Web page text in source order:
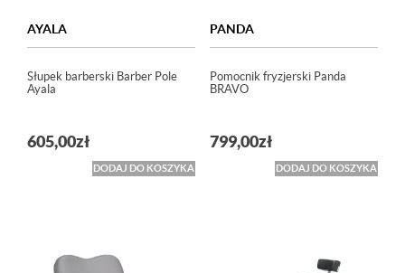
AYALA
Słupek barberski Barber Pole
Ayala
605,00zł
DODAJ DO KOSZYKA
PANDA
Pomocnik fryzjerski Panda
BRAVO
799,00zł
DODAJ DO KOSZYKA